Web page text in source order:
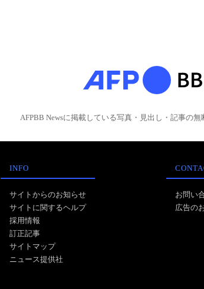
AFPBB Newsに掲載している写真・見出し・記事の
INFO
サイトからのお知らせ
サイトに関するヘルプ
採用情報
訂正記事
サイトマップ
ニュース提供社
お問い
広告の